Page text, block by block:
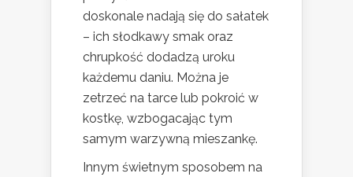
doskonale nadają się do sałatek
– ich słodkawy smak oraz
chrupkość dodadzą uroku
każdemu daniu. Można je
zetrzeć na tarce lub pokroić w
kostkę, wzbogacając tym
samym warzywną mieszankę.
Innym świetnym sposobem na